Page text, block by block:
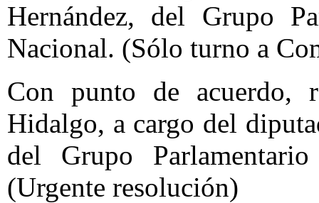
Hernández, del Grupo
Nacional. (Sólo turno a
Con punto de acuerdo,
Hidalgo, a cargo del
del Grupo
(Urgente resolución)